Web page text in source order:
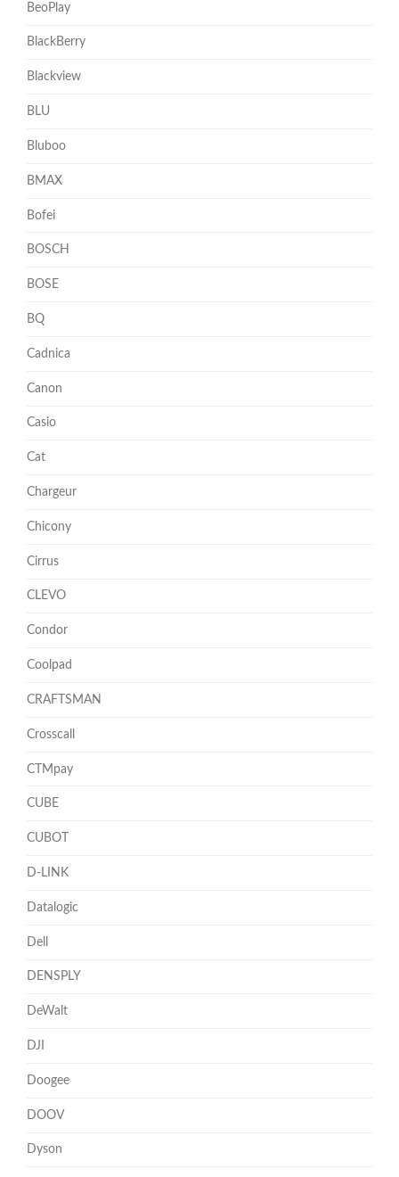
BeoPlay
BlackBerry
Blackview
BLU
Bluboo
BMAX
Bofei
BOSCH
BOSE
BQ
Cadnica
Canon
Casio
Cat
Chargeur
Chicony
Cirrus
CLEVO
Condor
Coolpad
CRAFTSMAN
Crosscall
CTMpay
CUBE
CUBOT
D-LINK
Datalogic
Dell
DENSPLY
DeWalt
DJI
Doogee
DOOV
Dyson